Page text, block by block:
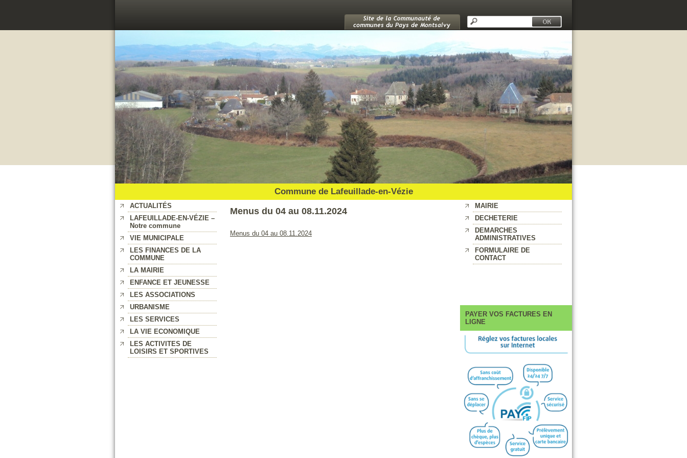
Commune de Lafeuillade-en-Vézie
MAIRIE
DECHETERIE
DEMARCHES
ADMINISTRATIVES
FORMULAIRE DE
CONTACT
PAYER VOS FACTURES EN
LIGNE
ACTUALITÉS
LAFEUILLADE-EN-VÉZIE –
Notre commune
VIE MUNICIPALE
LES FINANCES DE LA
COMMUNE
LA MAIRIE
ENFANCE ET JEUNESSE
LES ASSOCIATIONS
URBANISME
LES SERVICES
LA VIE ECONOMIQUE
LES ACTIVITES DE
LOISIRS ET SPORTIVES
Menus du 04 au 08.11.2024
Menus du 04 au 08.11.2024